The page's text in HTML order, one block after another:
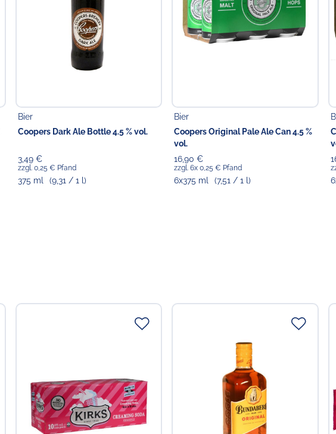
Verantwortlicher Lebensmittelunternehmer
Choppy's Food & Non-Food GmbH
Bier
Coopers Dark Ale Bottle 4.5 % vol.
3,49 €
zzgl. 0,25 € Pfand
375 ml (9,31 / 1 l)
Bier
Coopers Original Pale Ale Can 4.5 %
vol.
16,90 €
zzgl. 6x 0,25 € Pfand
6x375 ml (7,51 / 1 l)